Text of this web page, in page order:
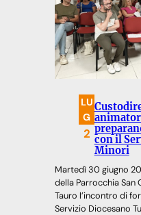
LU
G
2 con il
Minori
Martedì 30 giugno
della Parrocchia San
Tauro l’incontro di
Servizio Diocesano